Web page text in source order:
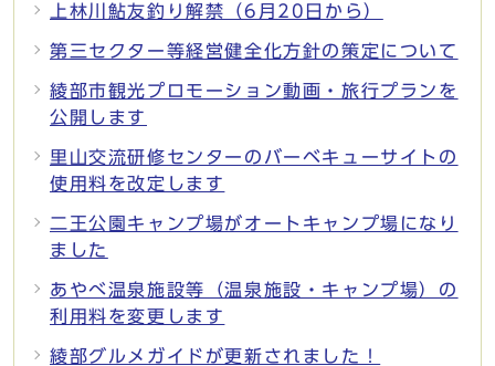
上林川鮎友釣り解禁（6月20日から）
第三セクター等経営健全化方針の策定について
綾部市観光プロモーション動画・旅行プランを
公開します
里山交流研修センターのバーベキューサイトの
使用料を改定します
二王公園キャンプ場がオートキャンプ場になり
ました
あやべ温泉施設等（温泉施設・キャンプ場）の
利用料を変更します
綾部グルメガイドが更新されました！